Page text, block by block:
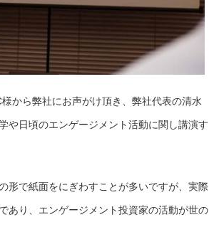
から弊社にお声がけ頂き、弊社代表の清水
や日頃のエンゲージメント活動に関し講演す
形で紙面をにぎわすことが多いですが、実際
あり、エンゲージメント投資家の活動が世の